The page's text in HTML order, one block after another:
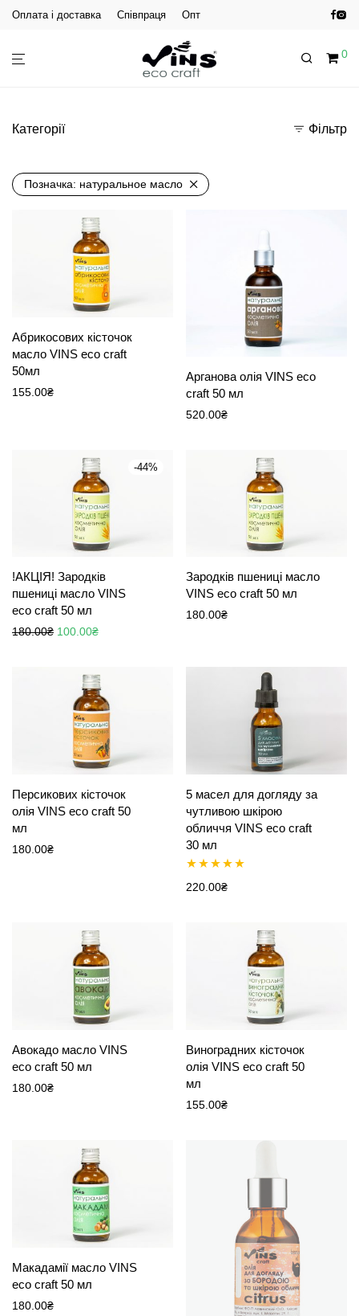
Оплата і доставка Співпраця Опт
0
Категорії Фільтр
Позначка: натуральное масло
Абрикосових кісточок
масло VINS eco craft
50мл
155.00₴
Арганова олія VINS eco
craft 50 мл
520.00₴
-44%
!АКЦІЯ! Зародків
пшениці масло VINS
eco craft 50 мл
180.00₴ Оригінальна ціна: 180.00₴.
100.00₴Поточна ціна: 100.00₴.
Зародків пшениці масло
VINS eco craft 50 мл
180.00₴
Персикових кісточок
олія VINS eco craft 50
мл
180.00₴
5 масел для догляду за
чутливою шкірою
обличчя VINS eco craft
30 мл
Оцінено в
220.00₴
Авокадо масло VINS
eco craft 50 мл
180.00₴
Виноградних кісточок
олія VINS eco craft 50
мл
155.00₴
Макадамії масло VINS
eco craft 50 мл
180.00₴